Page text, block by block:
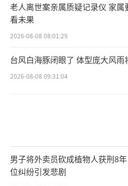
老人离世案亲属质疑记录仪 家属
看未果
2026-08-08 08:01:29
台风白海豚闭眼了 体型庞大风雨
2026-08-08 09:31:04
男子将外卖员砍成植物人获刑8
位纠纷引发悲剧